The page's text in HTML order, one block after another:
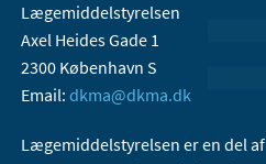
Lægemiddelstyrelsen
Axel Heides Gade 1
2300 København S
Email: dkma@dkma.dk
Lægemiddelstyrelsen er en del af